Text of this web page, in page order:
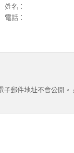
姓名：
電話：
郵件地址不會公開。